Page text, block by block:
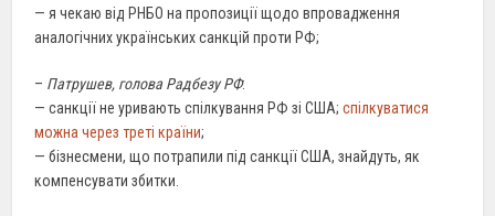
— я чекаю від РНБО на пропозиції щодо впровадження
аналогічних українських санкцій проти РФ;
– Патрушев, голова Радбезу РФ:
— санкції не уривають спілкування РФ зі США;спілкуватися
можна через треті країни;
— бізнесмени, що потрапили під санкції США, знайдуть, як
компенсувати збитки.